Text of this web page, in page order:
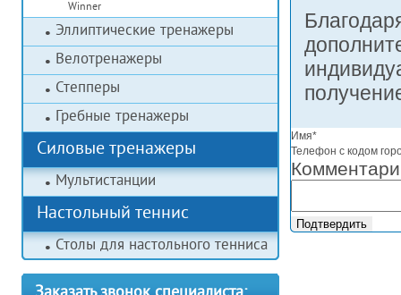
Winner
Эллиптические тренажеры
Велотренажеры
Степперы
Гребные тренажеры
Силовые тренажеры
Мультистанции
Настольный теннис
Столы для настольного тенниса
Имя*
Телефон с кодом